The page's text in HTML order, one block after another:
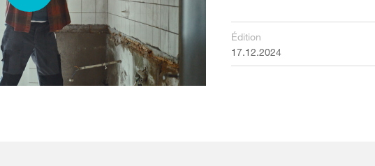
Édition
17.12.2024